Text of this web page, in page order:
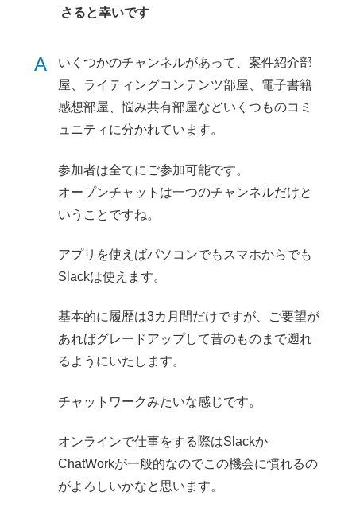
さると幸いです
A
いくつかのチャンネルがあって、案件紹介部
屋、ライティングコンテンツ部屋、電子書籍
感想部屋、悩み共有部屋などいくつものコミ
ュニティに分かれています。
参加者は全てにご参加可能です。
オープンチャットは一つのチャンネルだけと
いうことですね。
アプリを使えばパソコンでもスマホからでも
Slackは使えます。
基本的に履歴は3カ月間だけですが、ご要望が
あればグレードアップして昔のものまで遡れ
るようにいたします。
チャットワークみたいな感じです。
オンラインで仕事をする際はSlackか
ChatWorkが一般的なのでこの機会に慣れるの
がよろしいかなと思います。